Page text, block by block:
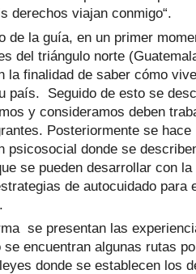
derechos viajan conmigo“.
de la guía, en un primer
del triángulo norte
la finalidad de saber cómo
país. Seguido de esto se
y consideramos deben
Posteriormente se hace
psicosocial donde se
se pueden desarrollar con
de autocuidado para
se presentan las
se encuentran algunas rutas
donde se establecen los